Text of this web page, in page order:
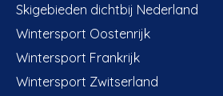
Skigebieden dichtbij Nederland
Wintersport Oostenrijk
Wintersport Frankrijk
Wintersport Zwitserland